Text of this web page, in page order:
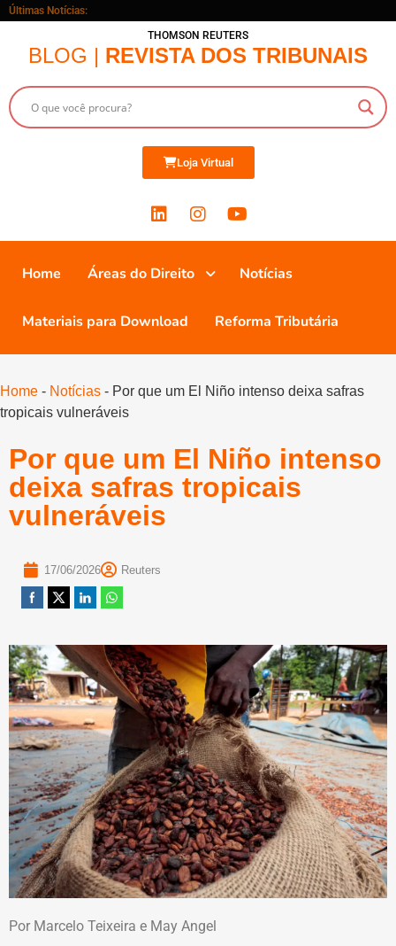
Últimas Notícias:
THOMSON REUTERS
BLOG | REVISTA DOS TRIBUNAIS
Loja Virtual
Home Áreas do Direito Notícias
Materiais para Download Reforma Tributária
Home - Notícias - Por que um El Niño intenso deixa safras
tropicais vulneráveis
Por que um El Niño intenso
deixa safras tropicais
vulneráveis
17/06/2026 Reuters
Por Marcelo Teixeira e May Angel